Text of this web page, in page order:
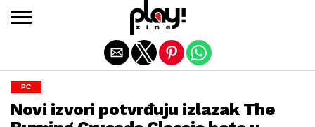
PC
Novi izvori potvrđuju izlazak The
Exit mobile version